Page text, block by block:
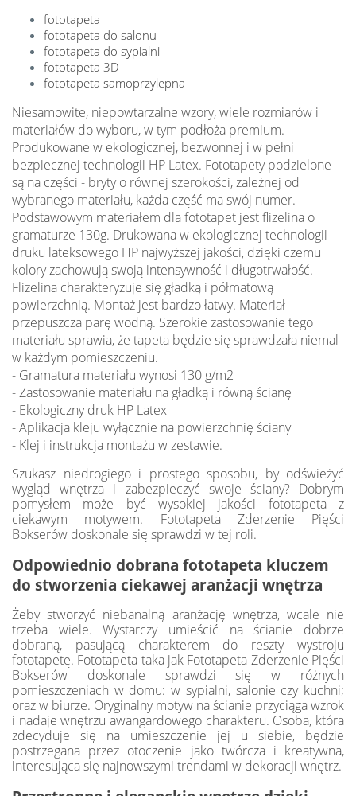
fototapeta
fototapeta do salonu
fototapeta do sypialni
fototapeta 3D
fototapeta samoprzylepna
Niesamowite, niepowtarzalne wzory, wiele rozmiarów i
materiałów do wyboru, w tym podłoża premium.
Produkowane w ekologicznej, bezwonnej i w pełni
bezpiecznej technologii HP Latex. Fototapety podzielone
są na części - bryty o równej szerokości, zależnej od
wybranego materiału, każda część ma swój numer.
Podstawowym materiałem dla fototapet jest flizelina o
gramaturze 130g. Drukowana w ekologicznej technologii
druku lateksowego HP najwyższej jakości, dzięki czemu
kolory zachowują swoją intensywność i długotrwałość.
Flizelina charakteryzuje się gładką i półmatową
powierzchnią. Montaż jest bardzo łatwy. Materiał
przepuszcza parę wodną. Szerokie zastosowanie tego
materiału sprawia, że tapeta będzie się sprawdzała niemal
w każdym pomieszczeniu.
- Gramatura materiału wynosi 130 g/m2
- Zastosowanie materiału na gładką i równą ścianę
- Ekologiczny druk HP Latex
- Aplikacja kleju wyłącznie na powierzchnię ściany
- Klej i instrukcja montażu w zestawie.
Szukasz niedrogiego i prostego sposobu, by odświeżyć
wygląd wnętrza i zabezpieczyć swoje ściany? Dobrym
pomysłem może być wysokiej jakości fototapeta z
ciekawym motywem. Fototapeta Zderzenie Pięści
Bokserów doskonale się sprawdzi w tej roli.
Odpowiednio dobrana fototapeta kluczem
do stworzenia ciekawej aranżacji wnętrza
Żeby stworzyć niebanalną aranżację wnętrza, wcale nie
trzeba wiele. Wystarczy umieścić na ścianie dobrze
dobraną, pasującą charakterem do reszty wystroju
fototapetę. Fototapeta taka jak Fototapeta Zderzenie Pięści
Bokserów doskonale sprawdzi się w różnych
pomieszczeniach w domu: w sypialni, salonie czy kuchni;
oraz w biurze. Oryginalny motyw na ścianie przyciąga wzrok
i nadaje wnętrzu awangardowego charakteru. Osoba, która
zdecyduje się na umieszczenie jej u siebie, będzie
postrzegana przez otoczenie jako twórcza i kreatywna,
interesująca się najnowszymi trendami w dekoracji wnętrz.